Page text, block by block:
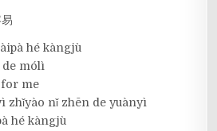
hé kàngjù
de mólì
for me
zhǐyào nǐ zhēn de yuànyì
hé kàngjù